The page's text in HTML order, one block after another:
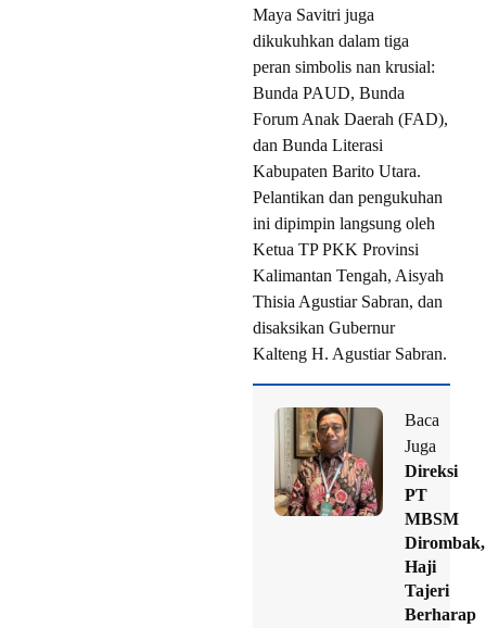
Maya Savitri juga
dikukuhkan dalam tiga
peran simbolis nan krusial:
Bunda PAUD, Bunda
Forum Anak Daerah (FAD),
dan Bunda Literasi
Kabupaten Barito Utara.
Pelantikan dan pengukuhan
ini dipimpin langsung oleh
Ketua TP PKK Provinsi
Kalimantan Tengah, Aisyah
Thisia Agustiar Sabran, dan
disaksikan Gubernur
Kalteng H. Agustiar Sabran.
Baca
Juga
Direksi
PT
MBSM
Dirombak,
Haji
Tajeri
Berharap